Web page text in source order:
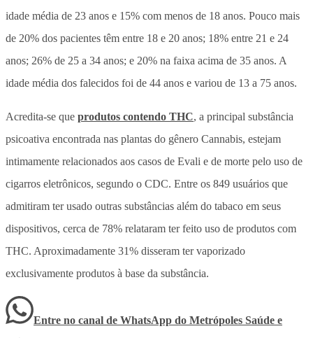
idade média de 23 anos e 15% com menos de 18 anos. Pouco mais
de 20% dos pacientes têm entre 18 e 20 anos; 18% entre 21 e 24
anos; 26% de 25 a 34 anos; e 20% na faixa acima de 35 anos. A
idade média dos falecidos foi de 44 anos e variou de 13 a 75 anos.
Acredita-se que produtos contendo THC, a principal substância
psicoativa encontrada nas plantas do gênero Cannabis, estejam
intimamente relacionados aos casos de Evali e de morte pelo uso de
cigarros eletrônicos, segundo o CDC. Entre os 849 usuários que
admitiram ter usado outras substâncias além do tabaco em seus
dispositivos, cerca de 78% relataram ter feito uso de produtos com
THC. Aproximadamente 31% disseram ter vaporizado
exclusivamente produtos à base da substância.
Entre no canal de WhatsApp do Metrópoles Saúde e